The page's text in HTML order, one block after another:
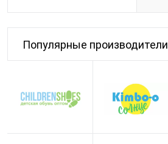
Популярные производители